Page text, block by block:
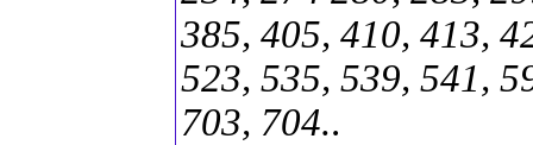
385, 405, 410, 413,
523, 535, 539, 541,
703, 704..